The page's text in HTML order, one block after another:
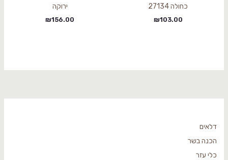
דלאים
הכנה בשר
כלי עזר
כחולה 27134
₪103.00
ירוקה
₪156.00